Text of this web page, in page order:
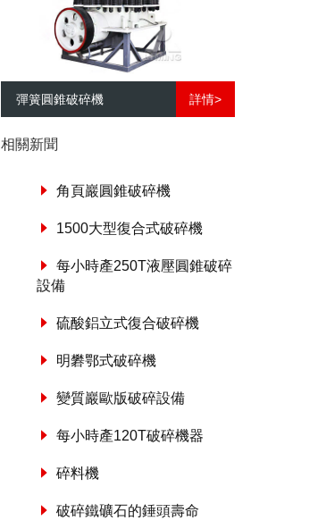
彈簧圓錐破碎機 詳情>
相關新聞
角頁巖圓錐破碎機
1500大型復合式破碎機
每小時產250T液壓圓錐破碎
設備
硫酸鋁立式復合破碎機
明礬鄂式破碎機
變質巖歐版破碎設備
每小時產120T破碎機器
碎料機
破碎鐵礦石的錘頭壽命